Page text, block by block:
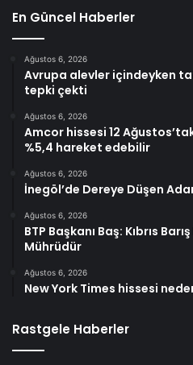
En Güncel Haberler
Ağustos 6, 2026
Avrupa alevler içindeyken
tepki çekti
Ağustos 6, 2026
Amcor hissesi 12
%5,4 hareket edebilir
Ağustos 6, 2026
İnegöl’de Dereye Düşen
Ağustos 6, 2026
BTP Başkanı Baş: Kıbrıs
Mührüdür
Ağustos 6, 2026
New York Times hissesi
Rastgele Haberler